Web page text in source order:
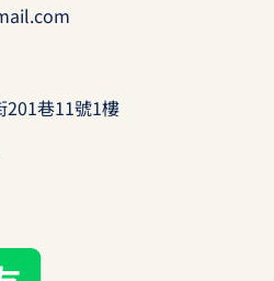
201巷11號1樓